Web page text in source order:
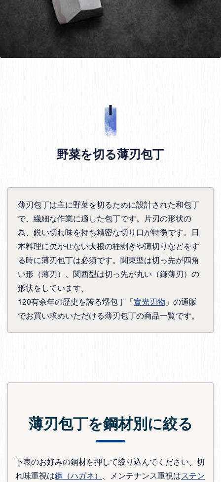
野菜を切る薄刃包丁
薄刃包丁は主に野菜を切るために設計された和包丁
で、繊細な作業に適した包丁です。片刃の形状の
為、鋭い切れ味を持ち精密な切り口が特徴です。日
本料理に欠かせない大根の桂剥きや薄切りなどをす
る時に薄刃包丁は必須です。関東型は切っ先が四角
い形（薄刃）、関西型は切っ先が丸い（鎌薄刃）の
形状をしています。
120有余年の歴史を誇る堺包丁「實光刃物 」の通販
でお買い求めいただける薄刃包丁の商品一覧です。
薄刃包丁を鋼材別に絞る
下表のお好みの鋼材を押して絞り込んでください。切
れ味重視は鋼（ハガネ） 、メンテナンス重視はステン